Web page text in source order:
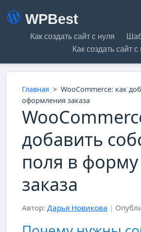
WPBest
Как создать сайт с нуля
Как создать сайт с
Главная > WooCommerce: как
оформления заказа
добавить
поля в
заказа
Автор: Дарья Новикова |